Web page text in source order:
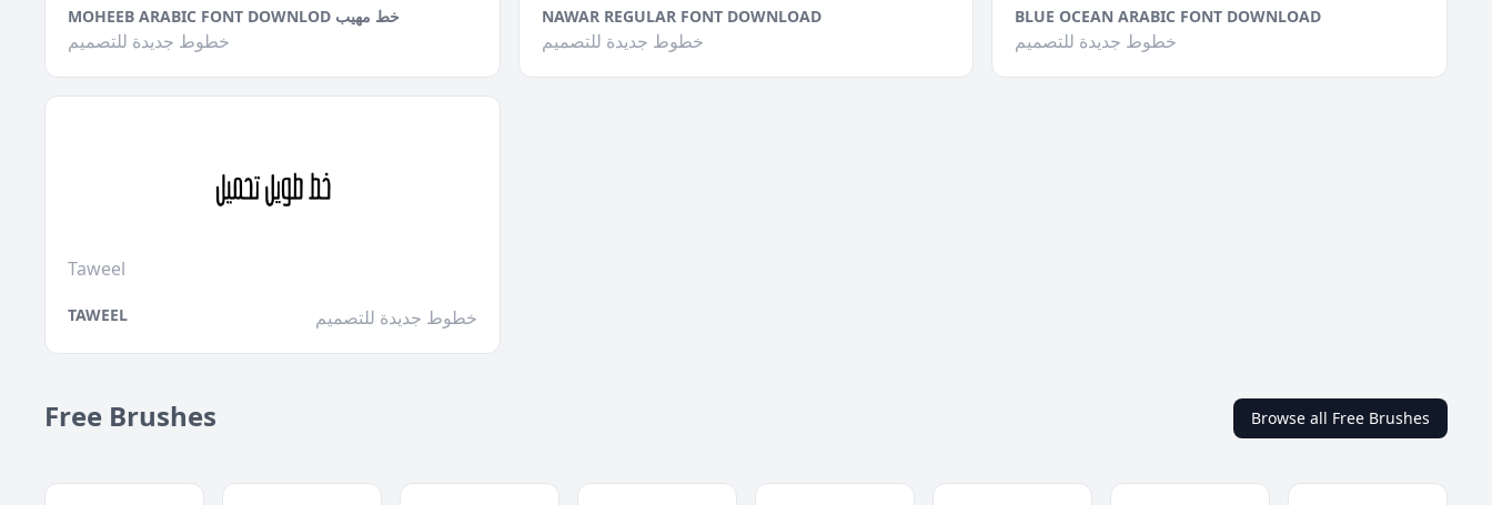
MOHEEB ARABIC FONT DOWNLOD خط مهيب
خطوط جديدة للتصميم
NAWAR REGULAR FONT DOWNLOAD
خطوط جديدة للتصميم
BLUE OCEAN ARABIC FONT DOWNLOAD
خطوط جديدة للتصميم
Taweel
TAWEEL خطوط جديدة للتصميم
Free Brushes Browse all Free Brushes